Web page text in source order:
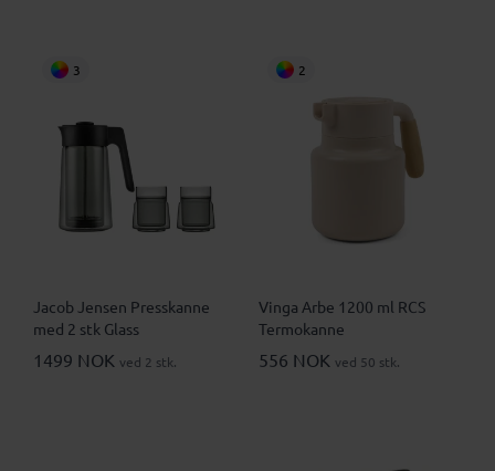
3
Jacob Jensen Presskanne
med 2 stk Glass
1499 NOK ved 2 stk.
2
Vinga Arbe 1200 ml RCS
Termokanne
556 NOK ved 50 stk.